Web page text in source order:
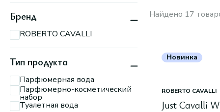
Бренд
ROBERTO CAVALLI
Тип продукта
Парфюмерная вода
Парфюмерно-косметический
набор
Туалетная вода
Найдено 17
Новинка
ROBERTO CAVALLI
Just Cavalli